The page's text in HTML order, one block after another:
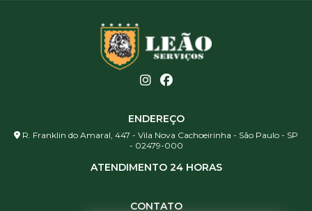
ENDEREÇO
R. Franklin do Amaral, 447 - Vila Nova Cachoeirinha - São Paulo - SP
- 02479-000
ATENDIMENTO 24 HORAS
CONTATO